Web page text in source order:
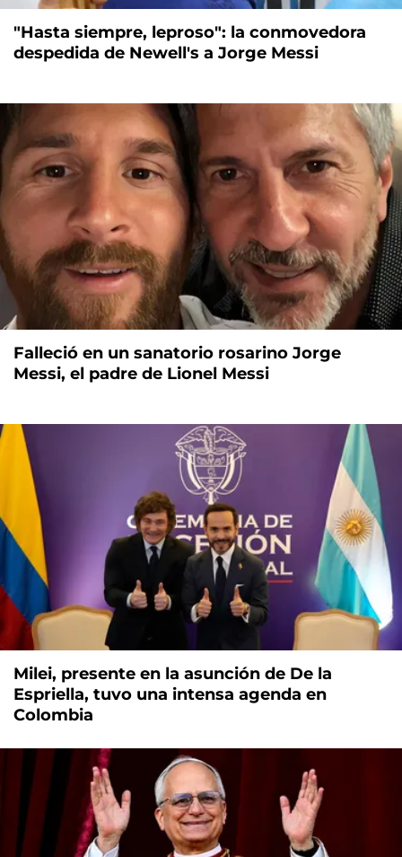
"Hasta siempre, leproso": la conmovedora
despedida de Newell's a Jorge Messi
Falleció en un sanatorio rosarino Jorge
Messi, el padre de Lionel Messi
Milei, presente en la asunción de De la
Espriella, tuvo una intensa agenda en
Colombia